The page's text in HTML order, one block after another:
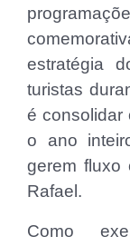
estratégia
turistas
é consolidar
o ano
gerem fluxo
Rafael.
Como